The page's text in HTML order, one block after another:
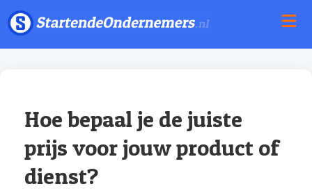
Hoe bepaal je de juiste
prijs voor jouw product of
dienst?